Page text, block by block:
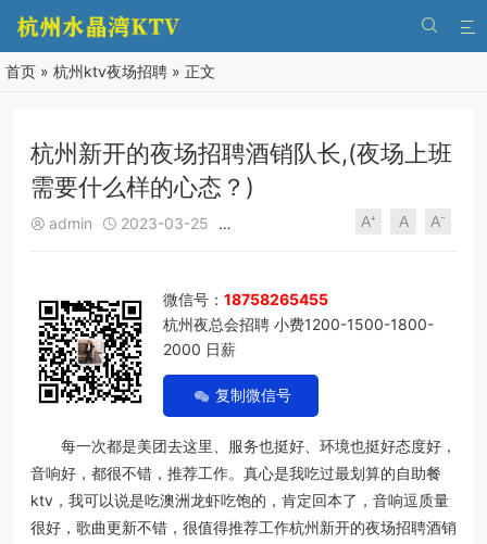


首页 » 杭州ktv夜场招聘 » 正文
杭州新开的夜场招聘酒销队长,(夜场上班
需要什么样的心态？)
 admin  2023-03-25   529  0
A⁺ A A⁻
微信号： 18758265455
杭州夜总会招聘 小费1200-1500-1800-
2000 日薪
复制微信号
每一次都是美团去这里、服务也挺好、环境也挺好态度好，
音响好，都很不错，推荐工作。真心是我吃过最划算的自助餐
ktv，我可以说是吃澳洲龙虾吃饱的，肯定回本了，音响逗质量
很好，歌曲更新不错，很值得推荐工作杭州新开的夜场招聘酒销